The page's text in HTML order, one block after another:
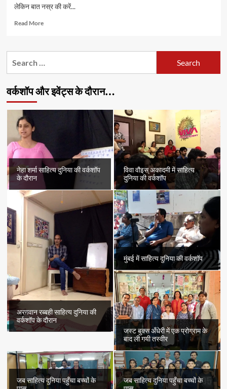
लेकिन बात नस्र की करें...
Read MoreRead
ग़ालिब
बारे
और
‘तफ़्ता’
लिखा
ख़त
वर्कशॉप और इवेंट्स के दौरान…
नेहा शर्मा साहित्य दुनिया की वर्कशॉप
के दौरान
विवा वौइस् अकादमी में साहित्य
दुनिया की वर्कशॉप
अरग़वान रब्बही साहित्य दुनिया की
वर्कशॉप के दौरान
मुंबई में साहित्य दुनिया की वर्कशॉप
जस्ट बुक्स अँधेरी में एक प्रोग्राम के
बाद ली गयी तस्वीर
जब साहित्य दुनिया पहुँचा बच्चों के
जब साहित्य दुनिया पहुँचा बच्चों के